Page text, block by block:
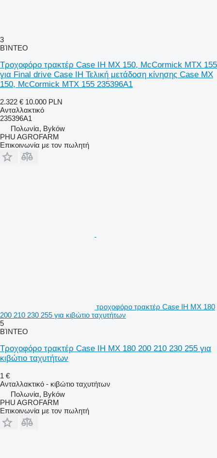
3
ΒΊΝΤΕΟ
Τροχοφόρο τρακτέρ Case IH MX 150, McCormick MTX 155
για Final drive Case IH Τελική μετάδοση κίνησης Case MX
150, McCormick MTX 155 235396A1
2.322 € 10.000 PLN
Ανταλλακτικό
235396A1
Πολωνία, Byków
PHU AGROFARM
Επικοινωνία με τον πωλητή
τροχοφόρο τρακτέρ Case IH MX 180
200 210 230 255 για κιβώτιο ταχυτήτων
5
ΒΊΝΤΕΟ
Τροχοφόρο τρακτέρ Case IH MX 180 200 210 230 255 για
κιβώτιο ταχυτήτων
1 €
Ανταλλακτικό - κιβώτιο ταχυτήτων
Πολωνία, Byków
PHU AGROFARM
Επικοινωνία με τον πωλητή